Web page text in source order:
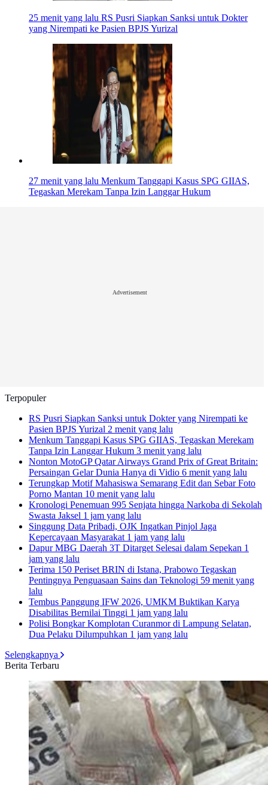
25 menit yang lalu RS Pusri Siapkan Sanksi untuk Dokter
yang Nirempati ke Pasien BPJS Yurizal
27 menit yang lalu Menkum Tanggapi Kasus SPG GIIAS,
Tegaskan Merekam Tanpa Izin Langgar Hukum
Advertisement
Terpopuler
RS Pusri Siapkan Sanksi untuk Dokter yang Nirempati ke
Pasien BPJS Yurizal 2 menit yang lalu
Menkum Tanggapi Kasus SPG GIIAS, Tegaskan Merekam
Tanpa Izin Langgar Hukum 3 menit yang lalu
Nonton MotoGP Qatar Airways Grand Prix of Great Britain:
Persaingan Gelar Dunia Hanya di Vidio 6 menit yang lalu
Terungkap Motif Mahasiswa Semarang Edit dan Sebar Foto
Porno Mantan 10 menit yang lalu
Kronologi Penemuan 995 Senjata hingga Narkoba di Sekolah
Swasta Jaksel 1 jam yang lalu
Singgung Data Pribadi, OJK Ingatkan Pinjol Jaga
Kepercayaan Masyarakat 1 jam yang lalu
Dapur MBG Daerah 3T Ditarget Selesai dalam Sepekan 1
jam yang lalu
Terima 150 Periset BRIN di Istana, Prabowo Tegaskan
Pentingnya Penguasaan Sains dan Teknologi 59 menit yang
lalu
Tembus Panggung IFW 2026, UMKM Buktikan Karya
Disabilitas Bernilai Tinggi 1 jam yang lalu
Polisi Bongkar Komplotan Curanmor di Lampung Selatan,
Dua Pelaku Dilumpuhkan 1 jam yang lalu
Selengkapnya
Berita Terbaru